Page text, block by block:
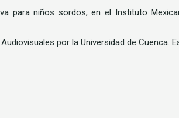
para niños sordos, en el Instituto
por la Universidad de Cuenca.